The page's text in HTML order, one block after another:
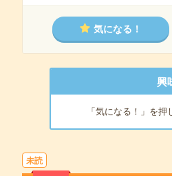
気になる！
興
「気になる！」を
未読